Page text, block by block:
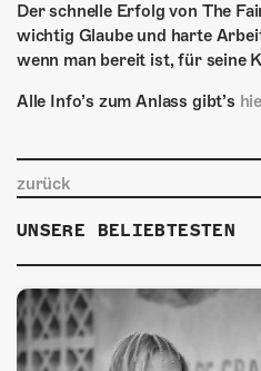
SHOP
MITMACHEN
Der schnelle Erfolg von The
wichtig Glaube und harte
wenn man bereit ist, für seine
Alle Info’s zum Anlass gibt’s
zurück
UNSERE BELIEBTESTEN